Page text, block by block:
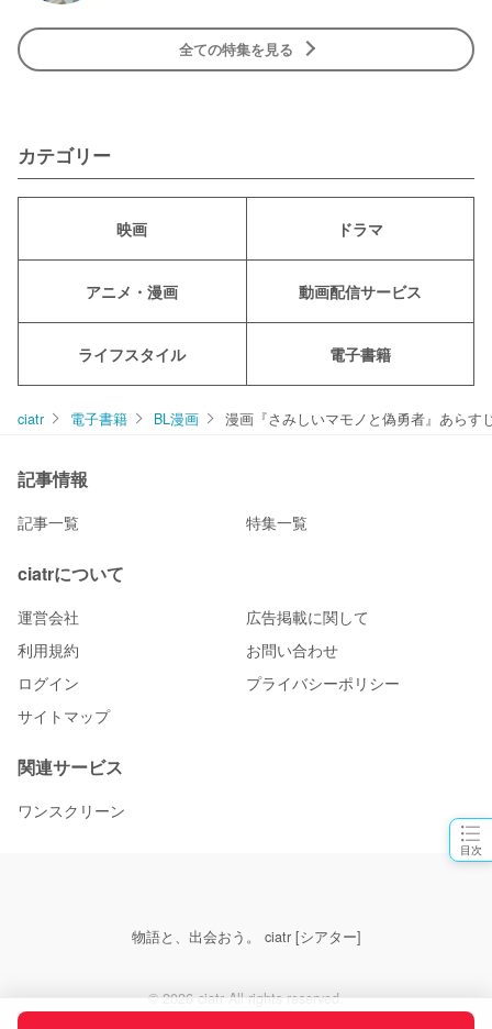
目次
全ての特集を見る
カテゴリー
映画 ドラマ
アニメ・漫画 動画配信サービス
ライフスタイル 電子書籍
ciatr 電子書籍 BL漫画 漫画『さみしいマモノと偽勇者』あらす
記事情報
記事一覧 特集一覧
ciatrについて
運営会社
広告掲載に関して
利用規約
お問い合わせ
ログイン
プライバシーポリシー
サイトマップ
関連サービス
ワンスクリーン
物語と、出会おう。 ciatr [シアター]
© 2026 ciatr All rights reserved.